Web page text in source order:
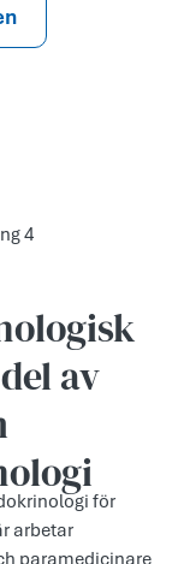
4
av
för
arbetar
paramedicinare